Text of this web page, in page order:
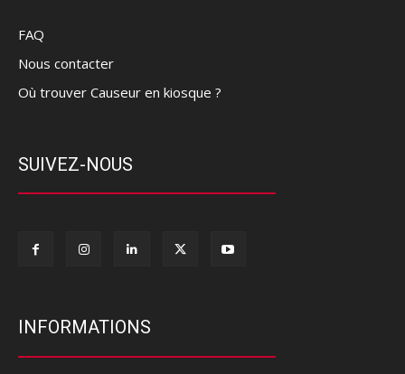
FAQ
Nous contacter
Où trouver Causeur en kiosque ?
SUIVEZ-NOUS
INFORMATIONS